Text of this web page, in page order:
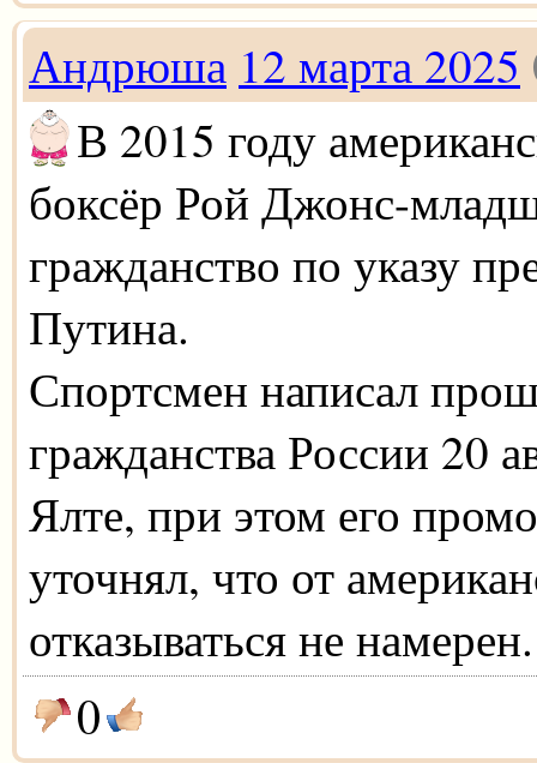
Андрюша 12 марта 2025
В 2015 году
боксёр Рой Джонс-
гражданство по указу
Путина.
Спортсмен написал
гражданства России 20
Ялте, при этом его
уточнял, что от
отказываться не намерен.
0